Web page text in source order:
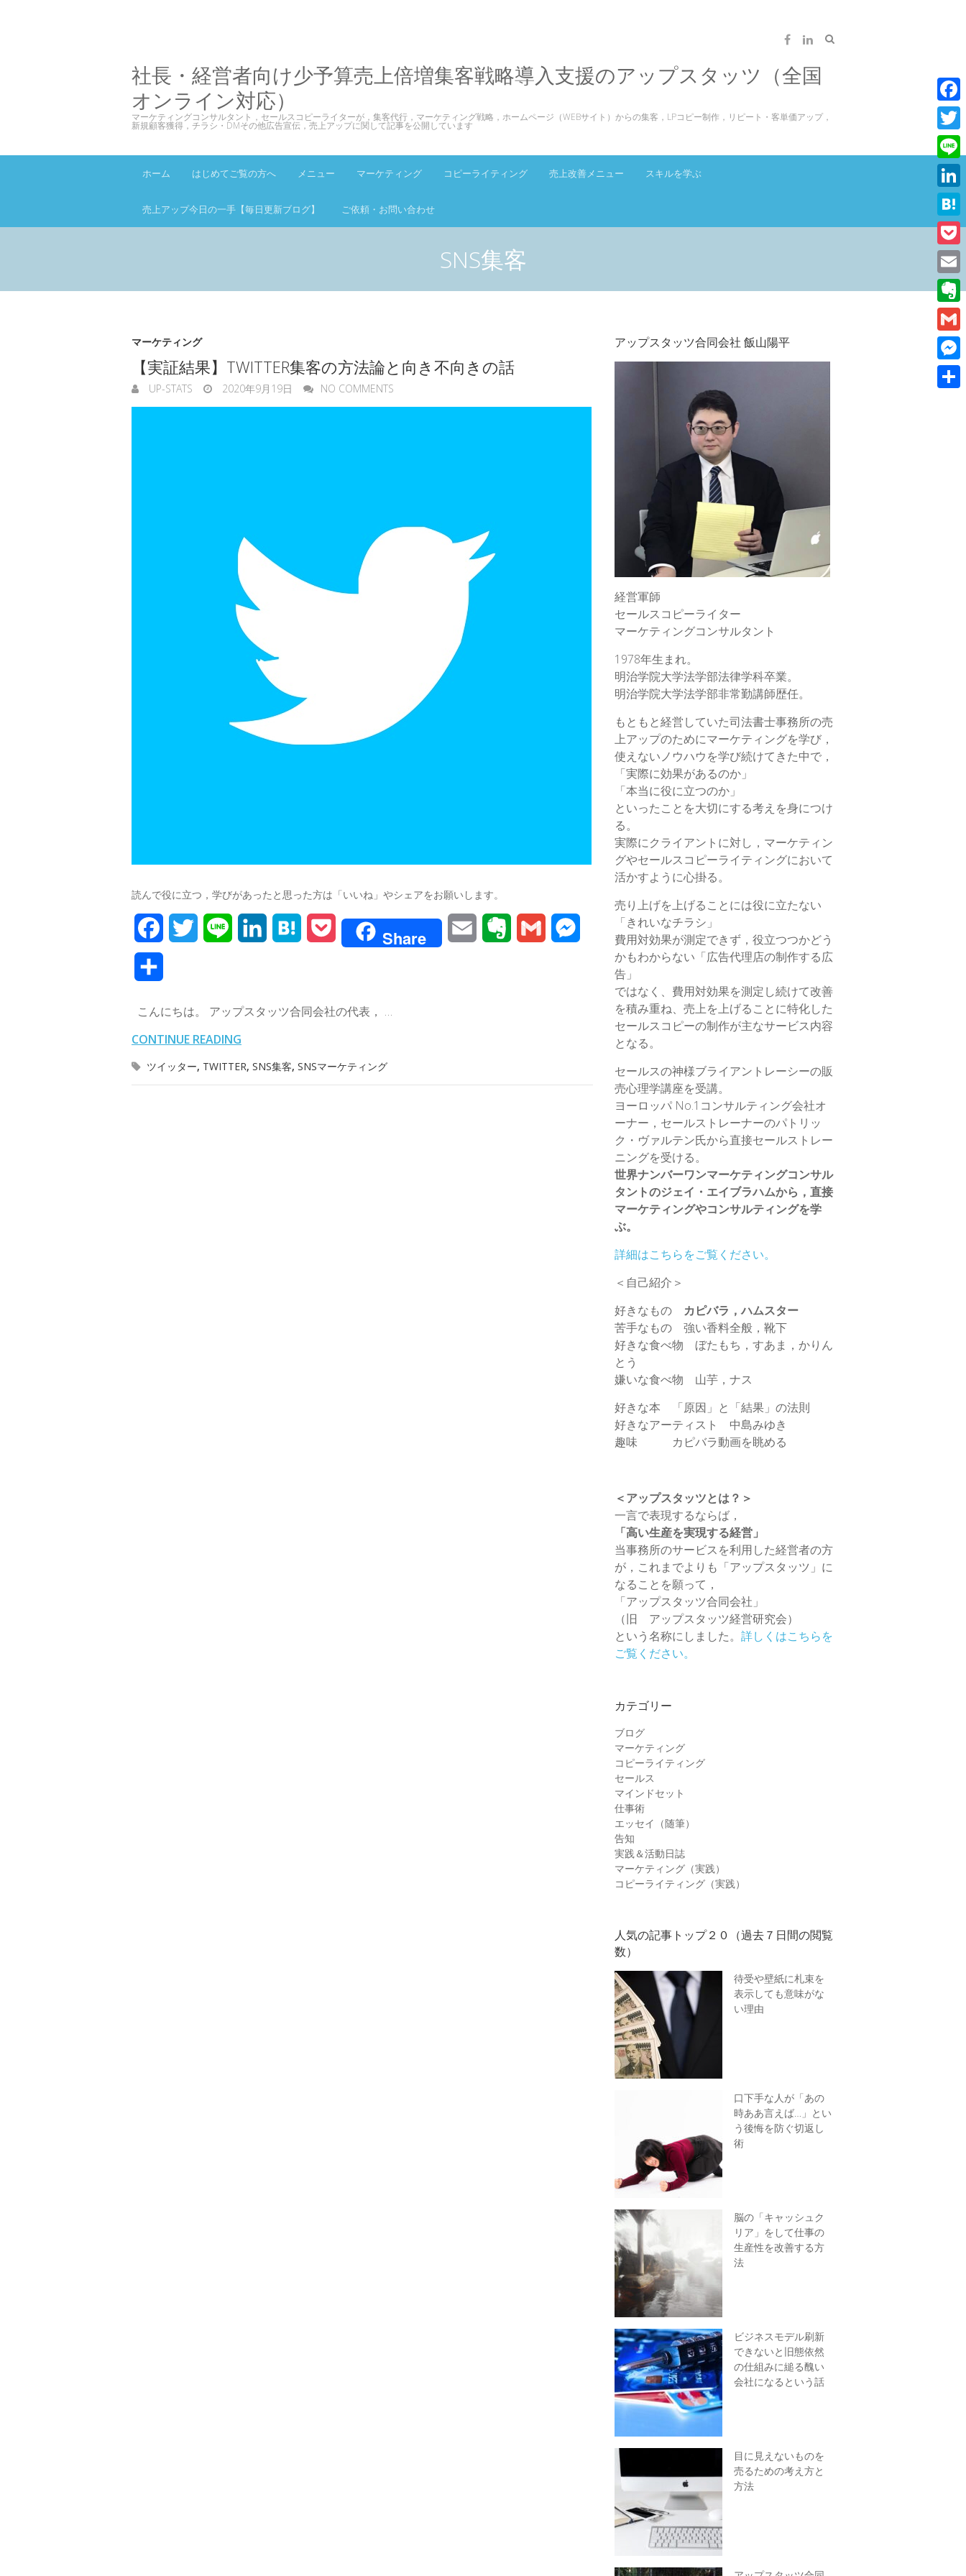
社長・経営者向け少予算売上倍増集客戦略導入支援のアップスタッツ（全国
オンライン対応）
マーケティングコンサルタント，セールスコピーライターが，集客代行，マーケティング戦略，ホームページ（WEBサイト）からの集客，LPコピー制作，リピート・客単価アップ，
新規顧客獲得，チラシ・DMその他広告宣伝，売上アップに関して記事を公開しています
ホーム はじめてご覧の方へ メニュー マーケティング コピーライティング 売上改善メニュー スキルを学ぶ
売上アップ今日の一手【毎日更新ブログ】 ご依頼・お問い合わせ
SNS集客
マーケティング
【実証結果】TWITTER集客の方法論と向き不向きの話
UP-STATS 2020年9月19日 NO COMMENTS
読んで役に立つ，学びがあったと思った方は「いいね」やシェアをお願いします。
e
b
o
t
t
e
e
k
d
e
a
k
t
Share
こんにちは。 アップスタッツ合同会社の代表， …
CONTINUE READING
ツイッター, TWITTER, SNS集客, SNSマーケティング
アップスタッツ合同会社 飯山陽平
経営軍師
セールスコピーライター
マーケティングコンサルタント
1978年生まれ。
明治学院大学法学部法律学科卒業。
明治学院大学法学部非常勤講師歴任。
もともと経営していた司法書士事務所の売
上アップのためにマーケティングを学び，
使えないノウハウを学び続けてきた中で，
「実際に効果があるのか」
「本当に役に立つのか」
といったことを大切にする考えを身につけ
る。
実際にクライアントに対し，マーケティン
グやセールスコピーライティングにおいて
活かすように心掛る。
売り上げを上げることには役に立たない
「きれいなチラシ」
費用対効果が測定できず，役立つつかどう
かもわからない「広告代理店の制作する広
告」
ではなく、費用対効果を測定し続けて改善
を積み重ね、売上を上げることに特化した
セールスコピーの制作が主なサービス内容
となる。
セールスの神様ブライアントレーシーの販
売心理学講座を受講。
ヨーロッパ No.1コンサルティング会社オ
ーナー，セールストレーナーのパトリッ
ク・ヴァルテン氏から直接セールストレー
ニングを受ける。
世界ナンバーワンマーケティングコンサル
タントのジェイ・エイブラハムから，直接
マーケティングやコンサルティングを学
ぶ。
詳細はこちらをご覧ください。
＜自己紹介＞
好きなもの カピバラ，ハムスター
苦手なもの 強い香料全般，靴下
好きな食べ物 ぼたもち，すあま，かりん
とう
嫌いな食べ物 山芋，ナス
好きな本 「原因」と「結果」の法則
好きなアーティスト 中島みゆき
趣味 カピバラ動画を眺める
＜アップスタッツとは？＞
一言で表現するならば，
「高い生産を実現する経営」
当事務所のサービスを利用した経営者の方
が，これまでよりも「アップスタッツ」に
なることを願って，
「アップスタッツ合同会社」
（旧 アップスタッツ経営研究会）
という名称にしました。詳しくはこちらを
ご覧ください。
カテゴリー
ブログ
マーケティング
コピーライティング
セールス
マインドセット
仕事術
エッセイ（随筆）
告知
実践＆活動日誌
マーケティング（実践）
コピーライティング（実践）
人気の記事トップ２０（過去７日間の閲覧
数）
待受や壁紙に札束を
表示しても意味がな
い理由
口下手な人が「あの
時ああ言えば…」とい
う後悔を防ぐ切返し
術
脳の「キャッシュク
リア」をして仕事の
生産性を改善する方
法
ビジネスモデル刷新
できないと旧態依然
の仕組みに縋る醜い
会社になるという話
目に見えないものを
売るための考え方と
方法
F
a
c
e
b
o
o
k
T
w
i
e
r
L
i
n
e
L
i
n
k
e
d
I
n
H
a
t
e
n
a
P
o
c
k
e
t
E
m
a
E
v
e
G
m
a
M